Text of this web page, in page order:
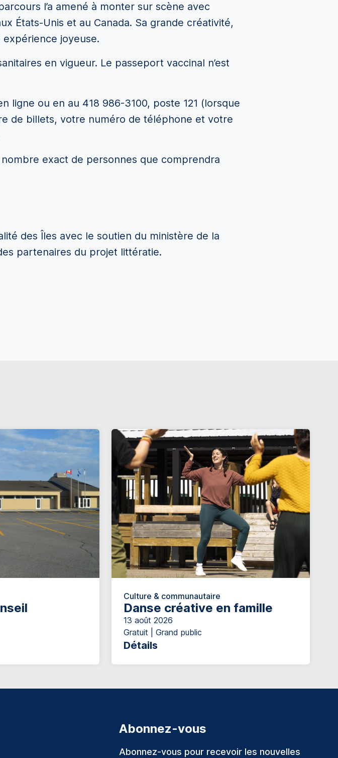
l’a amené à monter sur scène avec
États-Unis et au Canada. Sa grande créativité,
joyeuse.
en vigueur. Le passeport vaccinal n’est
ligne ou en au 418 986-3100, poste 121 (lorsque
de billets, votre numéro de téléphone et votre
exact de personnes que comprendra
des Îles avec le soutien du ministère de la
partenaires du projet littératie.
Culture & communautaire
Danse créative en famille
13 août 2026
Gratuit | Grand public
Détails
Abonnez-vous
Abonnez-vous pour recevoir les nouvelles